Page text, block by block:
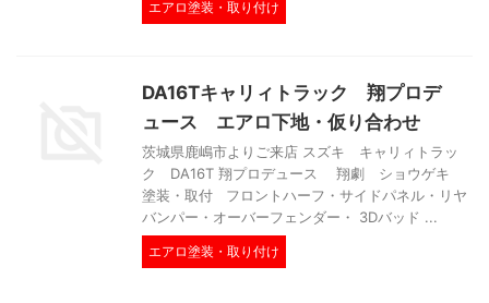
エアロ塗装・取り付け
DA16Tキャリィトラック 翔プロデ
ュース エアロ下地・仮り合わせ
茨城県鹿嶋市よりご来店 スズキ キャリィトラッ
ク DA16T 翔プロデュース 翔劇 ショウゲキ
塗装・取付 フロントハーフ・サイドパネル・リヤ
バンパー・オーバーフェンダー・ 3Dバッド ...
エアロ塗装・取り付け